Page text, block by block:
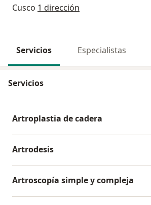
Cusco 1 dirección
Servicios Especialistas
Servicios
Artroplastia de cadera
Artrodesis
Artroscopía simple y compleja